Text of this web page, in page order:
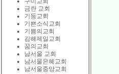
금란 교회
기둥교회
기쁜소식교회
기쁨의교회
김해제일교회
꿈의교회
남서울 교회
남서울은혜교회
남서울중앙교회